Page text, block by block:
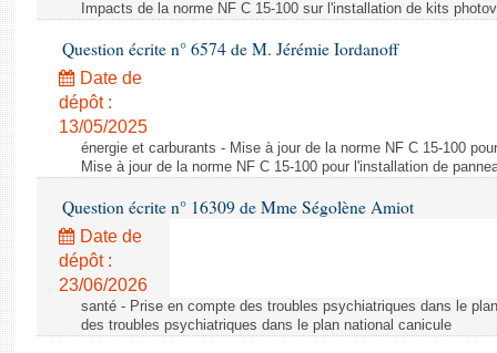
Impacts de la norme NF C 15-100 sur l'installation de kits
Question écrite n° 6574 de M. Jérémie Iordanoff
Date de
dépôt :
13/05/2025
énergie et carburants - Mise à jour de la norme NF C 15-100
Mise à jour de la norme NF C 15-100 pour l'installation de
Question écrite n° 16309 de Mme Ségolène Amiot
Date de
dépôt :
23/06/2026
santé - Prise en compte des troubles psychiatriques dans le
des troubles psychiatriques dans le plan national canicule